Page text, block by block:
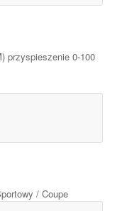
przyspieszenie 0-100
/ Coupe